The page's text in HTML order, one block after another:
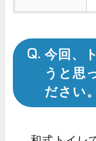
今回、
うと思
ださい。